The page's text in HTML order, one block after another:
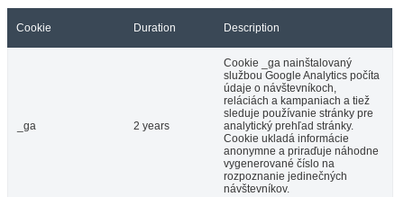
Cookie Duration Description
_ga 2 years
Cookie _ga nainštalovaný
službou Google Analytics počíta
údaje o návštevníkoch,
reláciách a kampaniach a tiež
sleduje používanie stránky pre
analytický prehľad stránky.
Cookie ukladá informácie
anonymne a priraďuje náhodne
vygenerované číslo na
rozpoznanie jedinečných
návštevníkov.